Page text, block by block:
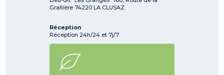
Grallière 74220 LA CLUSAZ
Réception
Réception 24h/24 et 7j/7